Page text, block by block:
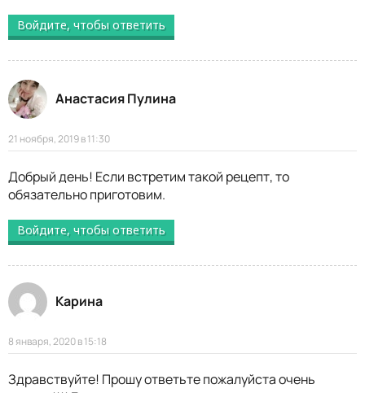
Войдите, чтобы ответить
Анастасия Пулина
21 ноября, 2019 в 11:30
Добрый день! Если встретим такой рецепт, то
обязательно приготовим.
Войдите, чтобы ответить
Карина
8 января, 2020 в 15:18
Здравствуйте! Прошу ответьте пожалуйста очень